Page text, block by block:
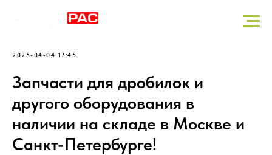
2025-04-04 17:45
Запчасти для дробилок и
другого оборудования в
наличии на складе в Москве и
Санкт-Петербурге!